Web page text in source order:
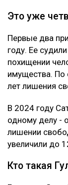
Это уже
Первые два
году. Ее
похищении
имущества. По
лет лишения
В 2024 году
одному делу -
лишении
увеличили до
Кто такая